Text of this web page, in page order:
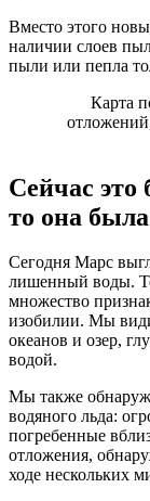
Вместо этого
наличии слоев
пыли или пепла
Карта
Сейчас это
то она
Сегодня Марс
лишенный воды.
множество
изобилии. Мы
океанов и озер,
водой.
Мы также
водяного льда:
погребенные
отложения,
ходе нескольких